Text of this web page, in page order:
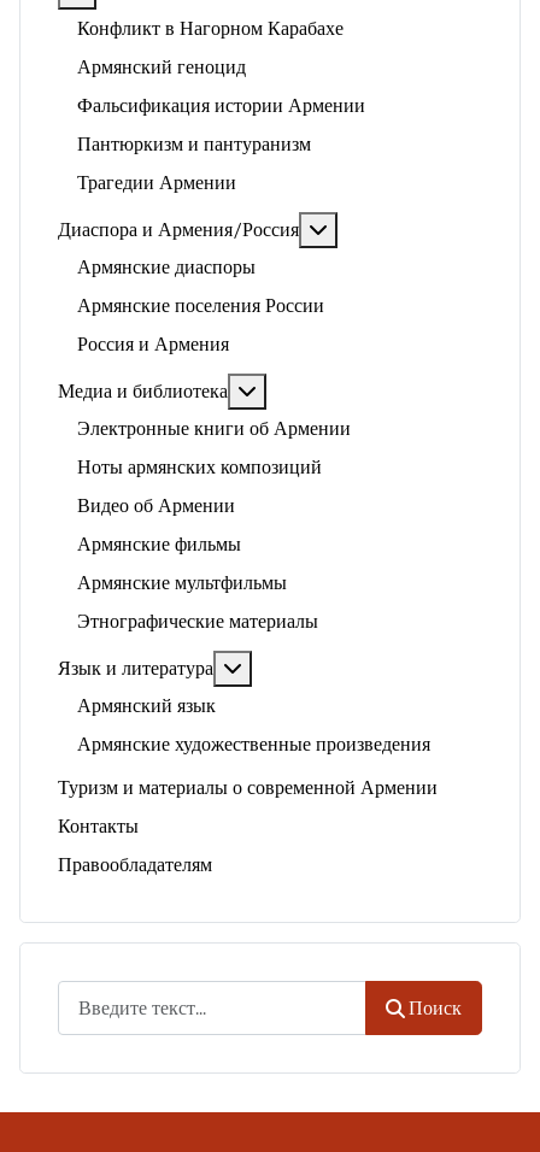
Конфликт в Нагорном Карабахе
Армянский геноцид
Фальсификация истории Армении
Пантюркизм и пантуранизм
Трагедии Армении
Диаспора и Армения/Россия
Армянские диаспоры
Армянские поселения России
Россия и Армения
Медиа и библиотека
Электронные книги об Армении
Ноты армянских композиций
Видео об Армении
Армянские фильмы
Армянские мультфильмы
Этнографические материалы
Язык и литература
Армянский язык
Армянские художественные произведения
Туризм и материалы о современной Армении
Контакты
Правообладателям
Поиск